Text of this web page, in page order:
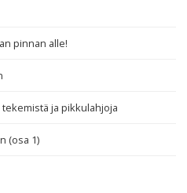
pinnan alle!
ja pikkulahjoja
(osa 1)